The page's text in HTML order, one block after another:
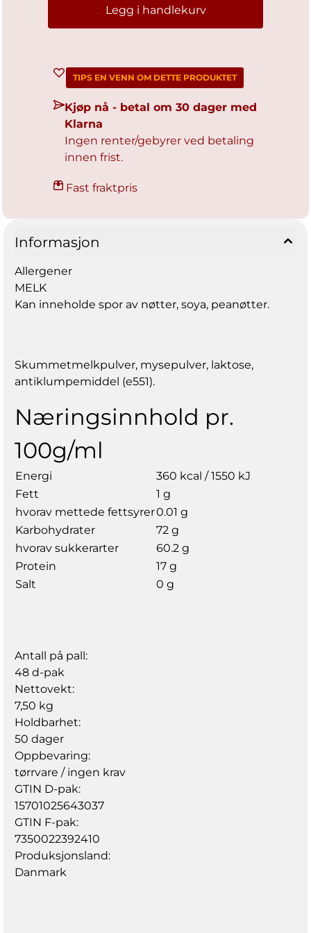
Legg i handlekurv
TIPS EN VENN OM DETTE PRODUKTET
Kjøp nå - betal om 30 dager med
Klarna
Ingen renter/gebyrer ved betaling
innen frist.
Fast fraktpris
Informasjon
Allergener
MELK
Kan inneholde spor av nøtter, soya, peanøtter.
Skummetmelkpulver, mysepulver, laktose,
antiklumpemiddel (e551).
Næringsinnhold pr.
100g/ml
Energi
360 kcal / 1550 kJ
Fett
1 g
hvorav mettede fettsyrer0.01 g
Karbohydrater
72 g
hvorav sukkerarter
60.2 g
Protein
17 g
Salt
0 g
Antall på pall:
48 d-pak
Nettovekt:
7,50 kg
Holdbarhet:
50 dager
Oppbevaring:
tørrvare / ingen krav
GTIN D-pak:
15701025643037
GTIN F-pak:
7350022392410
Produksjonsland:
Danmark